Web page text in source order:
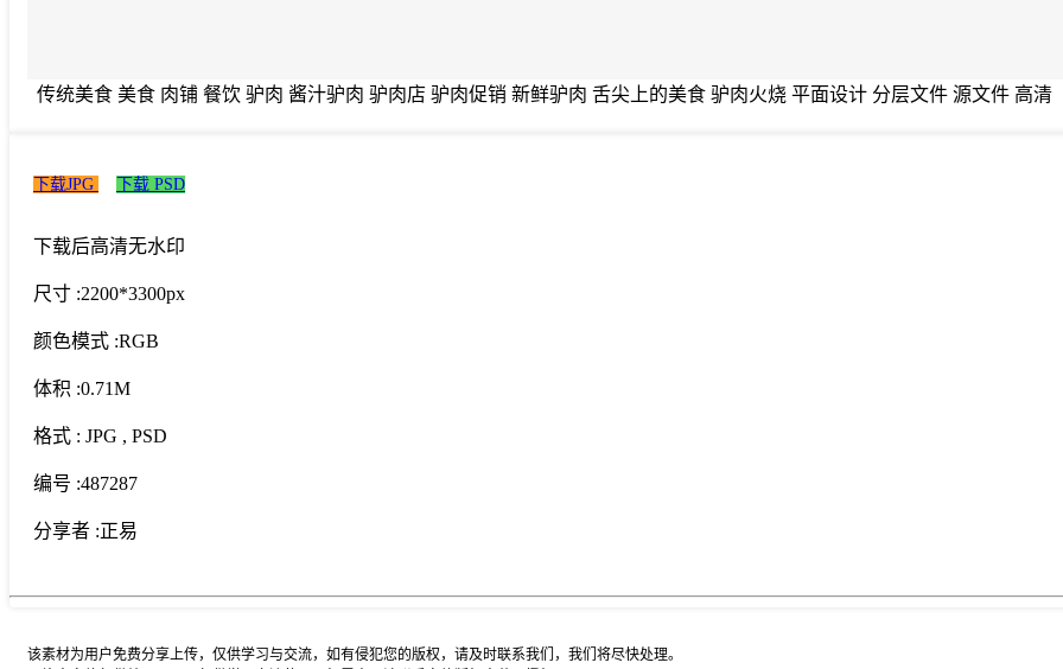
传统美食 美食 肉铺 餐饮 驴肉 酱汁驴肉 驴肉店 驴肉促销 新鲜驴肉 舌尖上的美食 驴肉火烧 平面设计 分层文件 源文件 高清
下载JPG 下载 PSD
下载后高清无水印
尺寸 :2200*3300px
颜色模式 :RGB
体积 :0.71M
格式 : JPG , PSD
编号 :487287
分享者 :正易
该素材为用户免费分享上传，仅供学习与交流，如有侵犯您的版权，请及时联系我们，我们将尽快处理。